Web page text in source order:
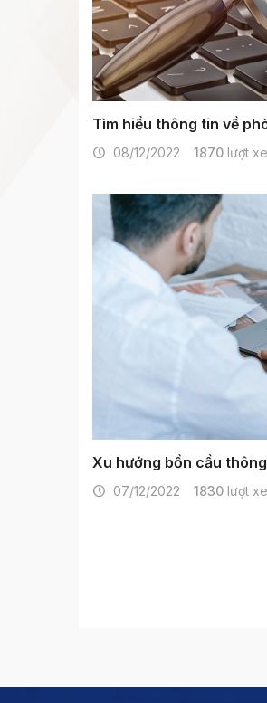
Tìm hiểu thông tin về
08/12/2022 1870 lượt
Xu hướng bồn cầu
07/12/2022 1830 lượt